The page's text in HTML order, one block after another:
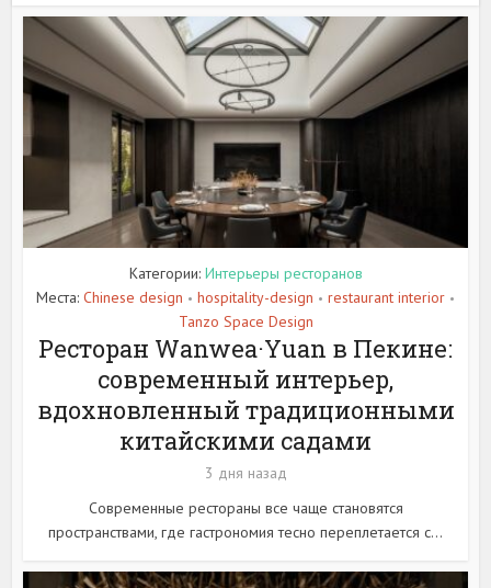
Категории: Интерьеры ресторанов
Места: Chinese design • hospitality-design • restaurant interior •
Tanzo Space Design
Ресторан Wanwea·Yuan в Пекине:
современный интерьер,
вдохновленный традиционными
китайскими садами
3 дня назад
Современные рестораны все чаще становятся
пространствами, где гастрономия тесно переплетается с...